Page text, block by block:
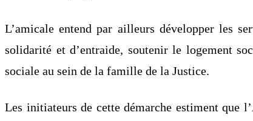
L’amicale entend par ailleurs développer les
solidarité et d’entraide, soutenir le logement
sociale au sein de la famille de la Justice.
Les initiateurs de cette démarche estiment que